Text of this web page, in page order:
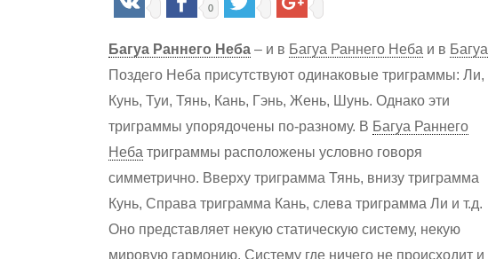
Hit enter to search or ESC to close
0
Багуа Раннего Неба – и в Багуа Раннего Неба и в Багуа
Поздего Неба присутствуют одинаковые триграммы: Ли,
Кунь, Туи, Тянь, Кань, Гэнь, Жень, Шунь. Однако эти
триграммы упорядочены по-разному. В Багуа Раннего
Неба триграммы расположены условно говоря
симметрично. Вверху триграмма Тянь, внизу триграмма
Кунь, Справа триграмма Кань, слева триграмма Ли и т.д.
Оно представляет некую статическую систему, некую
мировую гармонию. Систему где ничего не происходит и